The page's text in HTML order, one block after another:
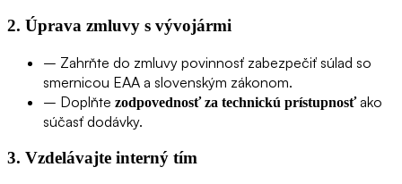
2. Úprava zmluvy s vývojármi
– Zahrňte do zmluvy povinnosť zabezpečiť súlad so
smernicou EAA a slovenským zákonom.
– Doplňte zodpovednosť za technickú prístupnosťako
súčasť dodávky.
3. Vzdelávajte interný tím